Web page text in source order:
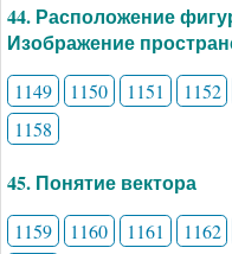
44. Расположение
Изображение
1149 1150 1151 1152
1158
45. Понятие вектора
1159 1160 1161 1162